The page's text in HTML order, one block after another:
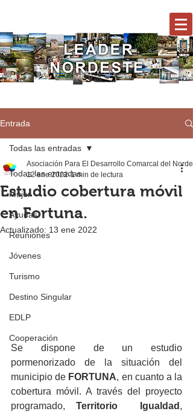
Entrada
Todas las entradas
Mujer
Ayudas
Reuniones
Jóvenes
Turismo
Destino Singular
EDLP
Cooperación
Todas las entradas
Estudio cobertura móvil
en Fortuna.
Asociación Para El Desarrollo Comarcal del
12 ene 2022 1 min de lectura
Actualizado: 13 ene 2022
Se dispone de un estudio
pormenorizado de la situación del
municipio de FORTUNA, en cuanto a la
cobertura móvil. A través del proyecto
programado, Territorio  Igualdad ,